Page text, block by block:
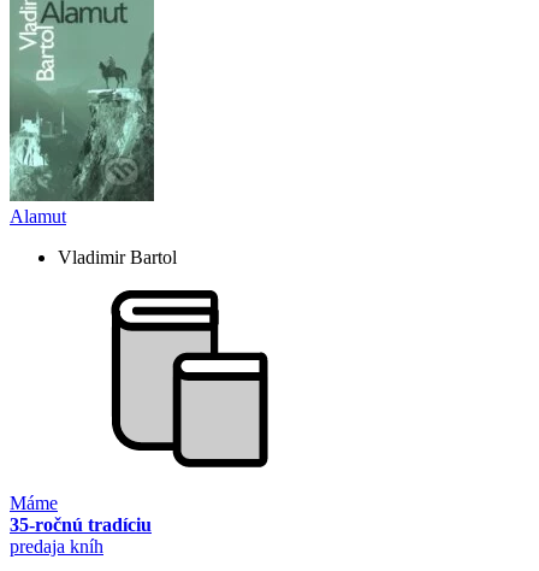
Alamut
Vladimir Bartol
Máme
35-ročnú tradíciu
predaja kníh